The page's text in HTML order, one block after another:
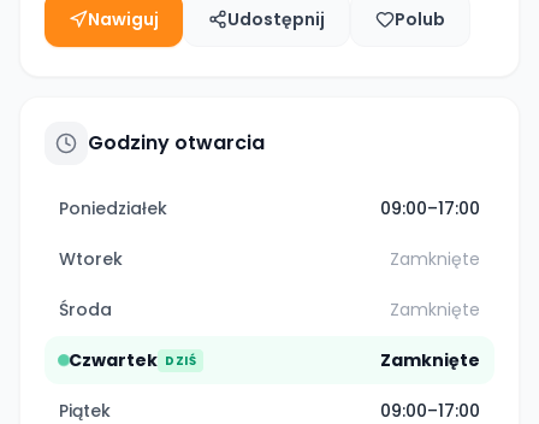
Nawiguj Udostępnij Polub
Godziny otwarcia
Poniedziałek 09:00–17:00
Wtorek Zamknięte
Środa Zamknięte
Czwartek DZIŚ Zamknięte
Piątek 09:00–17:00